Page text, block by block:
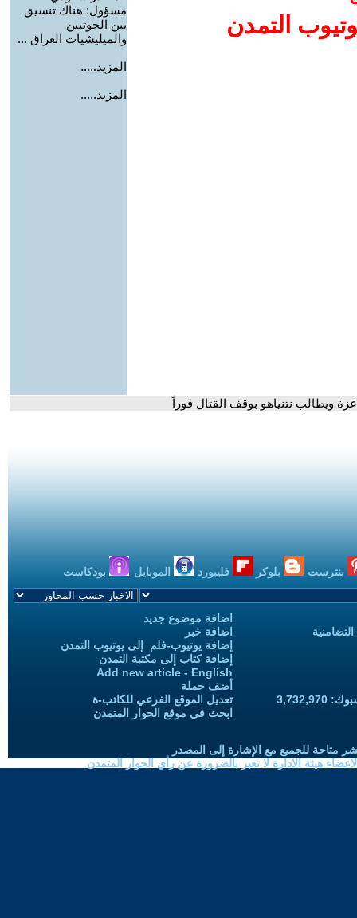
التمدن
مسؤول: هناك تنسيق
بين الحوثيين
والميليشيات العراق ...
المزيد.....
المزيد.....
نتنياهو بوقف القتال فوراً
بنترست بلوكر فليبورد الموبايل بودكاست
اضافة موضوع جديد
اضافة خبر
إضافة يوتيوب-فلم إلى يوتيوب التمدن
إضافة كتاب إلى مكتبة التمدن
Add new article - English
أضف حملة
تعديل الموقع الفرعي للكاتب-ة
ابحث في موقع الحوار المتمدن
متاحة للجميع مع الإشارة إلى المصدر
هيئة الادارة لا تعبر بالضرورة عن رأي الحوار المتمدن